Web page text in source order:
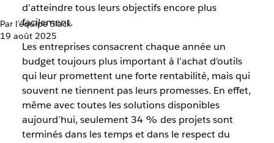
Par l’équipe Slack
19 août 2025
d’atteindre tous leurs objectifs encore plus
facilement.
Les entreprises consacrent chaque année un
budget toujours plus important à l’achat d’outils
qui leur promettent une forte rentabilité, mais qui
souvent ne tiennent pas leurs promesses. En effet,
même avec toutes les solutions disponibles
aujourd’hui, seulement 34 % des projets sont
terminés dans les temps et dans le respect du